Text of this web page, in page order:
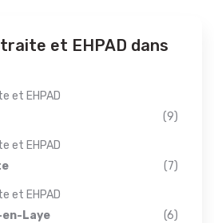
et EHPAD dans
et EHPAD
(9)
et EHPAD
(7)
et EHPAD
Laye
(6)